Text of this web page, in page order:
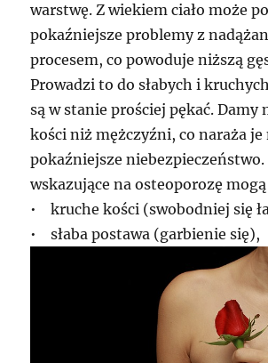
warstwę. Z wiekiem ciało może
pokaźniejsze problemy z
procesem, co powoduje niższą
Prowadzi to do słabych i
są w stanie prościej pękać. Damy
kości niż mężczyźni, co naraża je
pokaźniejsze
wskazujące na osteoporozę
• kruche kości (swobodniej się
• słaba postawa (garbienie się),